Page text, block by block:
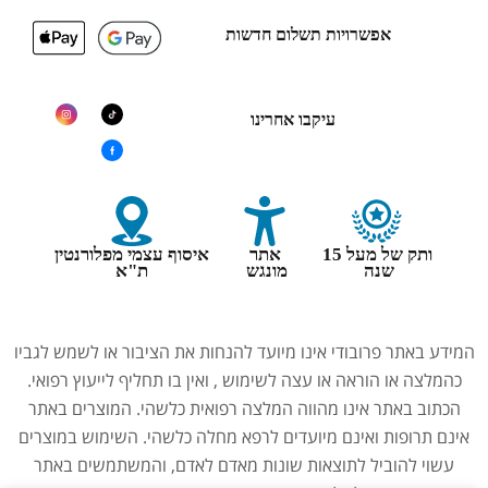
אפשרויות תשלום חדשות
עיקבו אחרינו
ותק של מעל 15
שנה
אתר
מונגש
איסוף עצמי מפלורנטין
ת"א
המידע באתר פרובודי אינו מיועד להנחות את הציבור או לשמש לגביו
כהמלצה או הוראה או עצה לשימוש , ואין בו תחליף לייעוץ רפואי.
הכתוב באתר אינו מהווה המלצה רפואית כלשהי. המוצרים באתר
אינם תרופות ואינם מיועדים לרפא מחלה כלשהי. השימוש במוצרים
עשוי להוביל לתוצאות שונות מאדם לאדם, והמשתמשים באתר